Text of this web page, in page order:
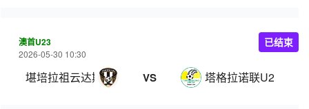
澳首U23
2026-05-30 10:30
堪培拉祖云达斯U23 VS 塔格拉诺联U23
已结束